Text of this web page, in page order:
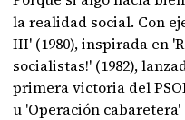
la realidad social. Con
III' (1980), inspirada en
socialistas!' (1982),
primera victoria del
u 'Operación cabaretera'